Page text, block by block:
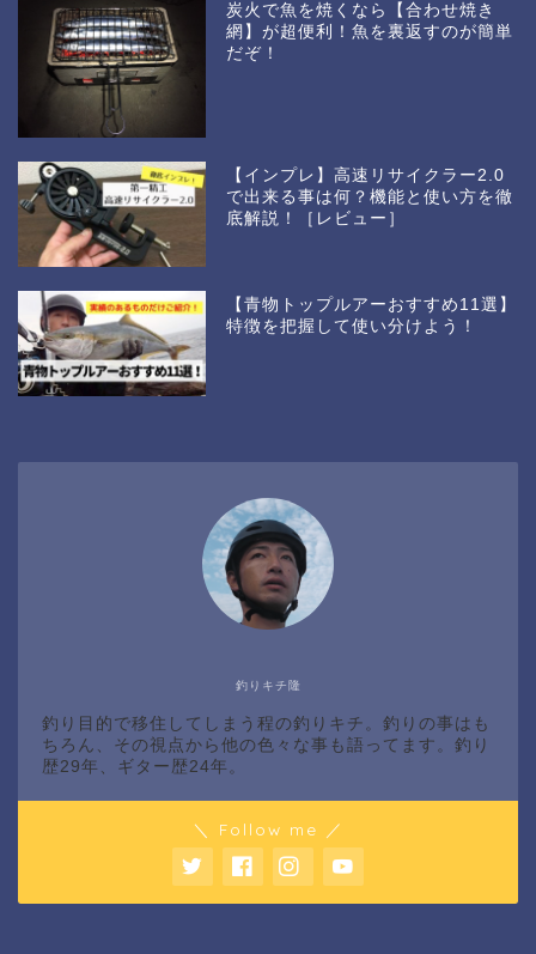
炭火で魚を焼くなら【合わせ焼き
網】が超便利！魚を裏返すのが簡単
だぞ！
【インプレ】高速リサイクラー2.0
で出来る事は何？機能と使い方を徹
底解説！［レビュー］
【青物トップルアーおすすめ11選】
特徴を把握して使い分けよう！
釣りキチ隆
釣り目的で移住してしまう程の釣りキチ。釣りの事はも
ちろん、その視点から他の色々な事も語ってます。釣り
歴29年、ギター歴24年。
＼ Follow me ／